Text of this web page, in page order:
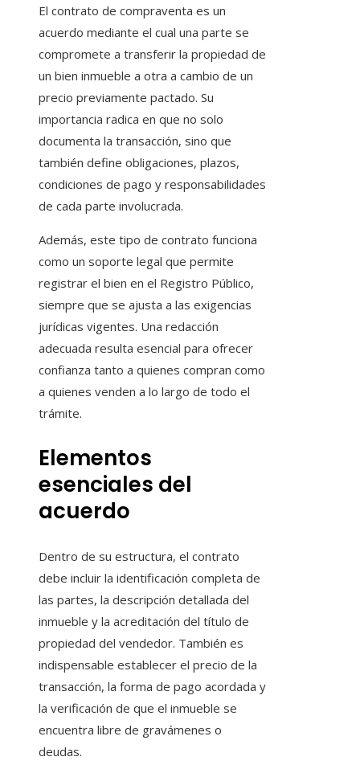
El contrato de compraventa es un
acuerdo mediante el cual una parte se
compromete a transferir la propiedad de
un bien inmueble a otra a cambio de un
precio previamente pactado. Su
importancia radica en que no solo
documenta la transacción, sino que
también define obligaciones, plazos,
condiciones de pago y responsabilidades
de cada parte involucrada.
Además, este tipo de contrato funciona
como un soporte legal que permite
registrar el bien en el Registro Público,
siempre que se ajusta a las exigencias
jurídicas vigentes. Una redacción
adecuada resulta esencial para ofrecer
confianza tanto a quienes compran como
a quienes venden a lo largo de todo el
trámite.
Elementos
esenciales del
acuerdo
Dentro de su estructura, el contrato
debe incluir la identificación completa de
las partes, la descripción detallada del
inmueble y la acreditación del título de
propiedad del vendedor. También es
indispensable establecer el precio de la
transacción, la forma de pago acordada y
la verificación de que el inmueble se
encuentra libre de gravámenes o
deudas.